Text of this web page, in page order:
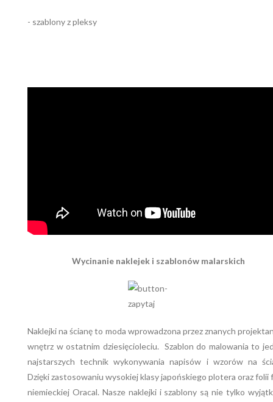
- szablony z pleksy
Wycinanie naklejek i szablonów malarskich
Naklejki na ścianę to moda wprowadzona przez znanych
wnętrz w ostatnim dziesięcioleciu. Szablon do malowania to
najstarszych technik wykonywania napisów i wzorów na
Dzięki zastosowaniu wysokiej klasy japońskiego plotera oraz folii
niemieckiej Oracal. Nasze naklejki i szablony są nie tylko